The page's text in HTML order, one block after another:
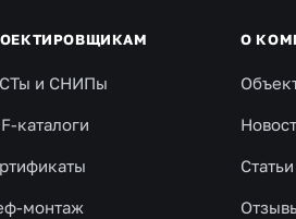
и СНИПы
каталоги
монтаж
О
Статьи